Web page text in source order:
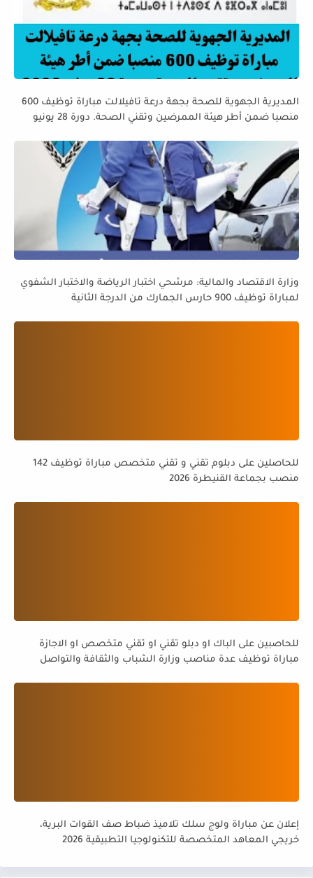
المديرية الجهوية للصحة بجهة درعة تافيلالت مباراة توظيف 600
منصبا ضمن أطر هيئة الممرضين وتقني الصحة. دورة 28 يونيو
وزارة الاقتصاد والمالية: مرشحي اختبار الرياضة والاختبار الشفوي
لمباراة توظيف 900 حارس الجمارك من الدرجة الثانية
للحاصلين على دبلوم تقني و تقني متخصص مباراة توظيف 142
منصب بجماعة القنيطرة 2026
للحاصبين على الباك او دبلو تقني او تقني متخصص او الاجازة
مباراة توظيف عدة مناصب وزارة الشباب والثقافة والتواصل
إعلان عن مباراة ولوج سلك تلاميذ ضباط صف القوات البرية،
خريجي المعاهد المتخصصة للتكنولوجيا التطبيقية 2026